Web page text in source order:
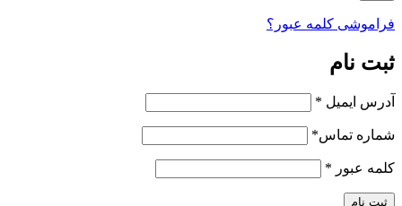
فراموشی کلمه عبور؟
ثبت نام
آدرس ایمیل *
شماره تماس*
کلمه عبور *
ثبت نام